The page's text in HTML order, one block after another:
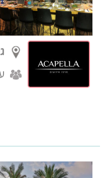
אירועים
מומלץ לאירועי
מתפשרת
כשר
אל ים